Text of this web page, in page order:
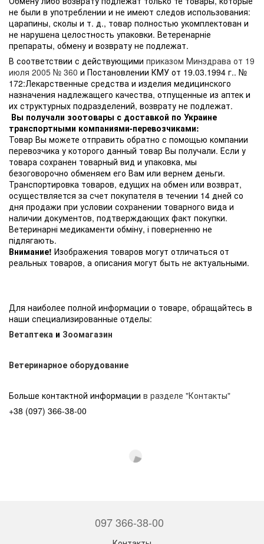
не были в употреблении и не имеют следов использования:
царапины, сколы и т. д., товар полностью укомплектован и
не нарушена целостность упаковки. Ветеренарніе
препараты, обмену и возврату не подлежат.
В соответствии с действующими приказом Минздрава от 19
июля 2005 № 360 и Постановлении КМУ от 19.03.1994 г.. №
172:Лекарственные средства и изделия медицинского
назначения надлежащего качества, отпущенные из аптек и
их структурных подразделений, возврату не подлежат.
Вы получали зоотовары с доставкой по Украине
транспортными компаниями-перевозчиками:
Товар Вы можете отправить обратно с помощью компании
перевозчика у которого данный товар Вы получали. Если у
товара сохранен товарный вид и упаковка, мы
безоговорочно обменяем его Вам или вернем деньги.
Транспортировка товаров, едущих на обмен или возврат,
осуществляется за счет покупателя в течении 14 дней со
дня продажи при условии сохранении товарного вида и
наличии документов, подтверждающих факт покупки.
Ветеринарні медикаменти обміну, і поверненню не
підлягають.
Внимание! Изображения товаров могут отличаться от
реальных товаров, а описания могут быть не актуальными.
Для наиболее полной информации о товаре, обращайтесь в
наши специализированные отделы:
Ветаптека и Зоомагазин
Ветеринарное оборудование
Больше контактной информации в разделе "Контакты"
+38 (097) 366-38-00
097 366-38-00